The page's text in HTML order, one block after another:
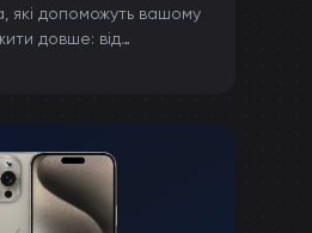
які допоможуть вашому
довше: від
до захисту від